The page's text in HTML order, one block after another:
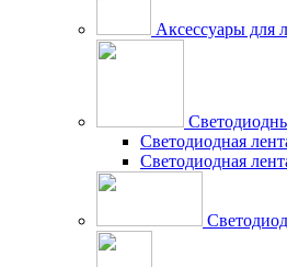
Аксессуары для
Светодиодная
Светодиодная